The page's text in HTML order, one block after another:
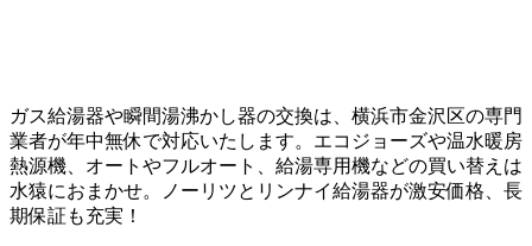
ガス給湯器や瞬間湯沸かし器の交換は、横浜市金沢区の専門
業者が年中無休で対応いたします。エコジョーズや温水暖房
熱源機、オートやフルオート、給湯専用機などの買い替えは
水猿におまかせ。ノーリツとリンナイ給湯器が激安価格、長
期保証も充実！